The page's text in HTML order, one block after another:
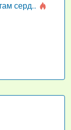
1552 – Где сокровище наше – там сердце, там помышления